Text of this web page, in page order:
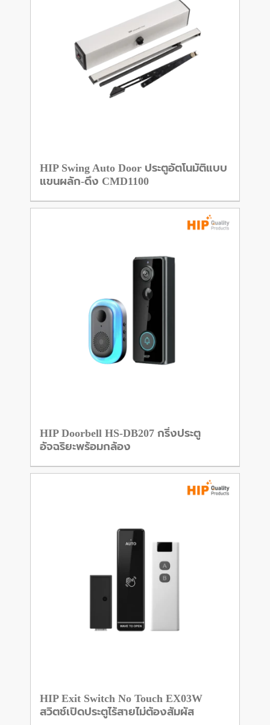
HIP Swing Auto Door ประตูอัตโนมัติแบบ
แขนผลัก-ดึง CMD1100
HIP Doorbell HS-DB207 กริ่งประตู
อัจฉริยะพร้อมกล้อง
HIP Exit Switch No Touch EX03W
สวิตช์เปิดประตูไร้สายไม่ต้องสัมผัส